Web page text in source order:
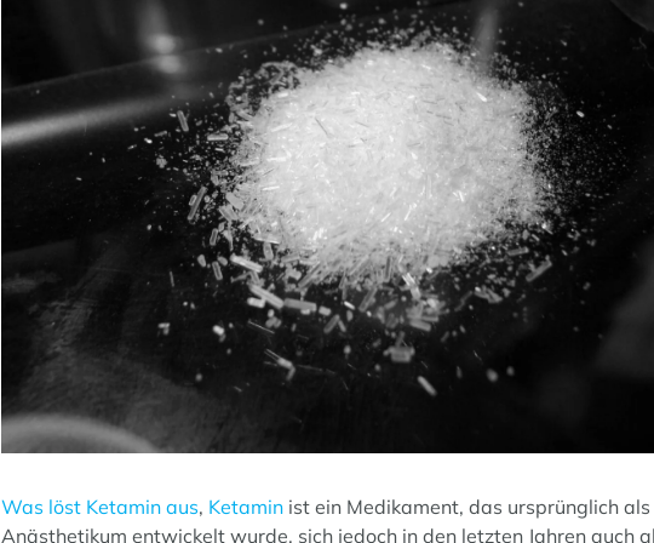
Was löst Ketamin aus, Ketamin ist ein Medikament, das ursprünglich als
Anästhetikum entwickelt wurde, sich jedoch in den letzten Jahren auch